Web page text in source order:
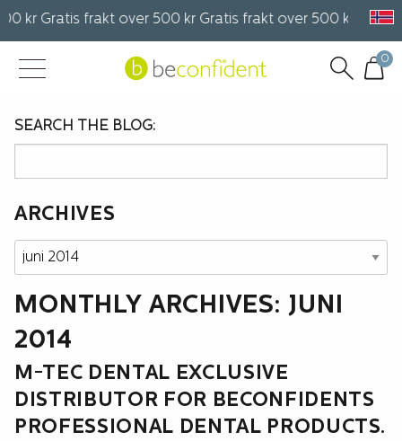
kr Gratis frakt over 500 kr Gratis frakt over 500 kr
0
SEARCH THE BLOG:
ARCHIVES
Archives
MONTHLY ARCHIVES: JUNI
2014
M-TEC DENTAL EXCLUSIVE
DISTRIBUTOR FOR BECONFIDENTS
PROFESSIONAL DENTAL PRODUCTS.